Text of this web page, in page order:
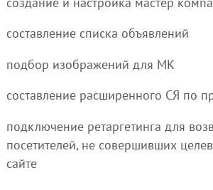
составление списка объявлений
подбор изображений для МК
составление расширенного СЯ по
подключение ретаргетинга для
посетителей, не совершивших
сайте